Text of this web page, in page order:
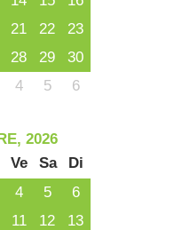
21 22
23
28 29
30
4 5 6
2026
Ve Sa
Di
4 5
6
11 12
13